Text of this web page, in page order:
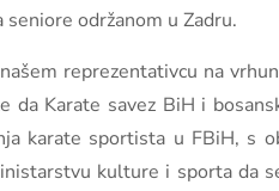
održanom u Zadru.
reprezentativcu na
Karate savez BiH i
karate sportista u FBiH, s
kulture i sporta da